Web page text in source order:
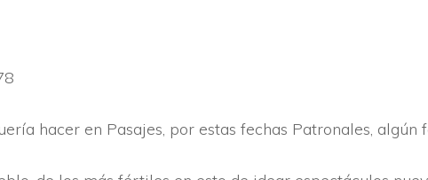
hacer en Pasajes, por estas fechas Patronales,